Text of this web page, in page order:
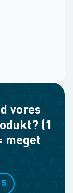
vores
(1
meget
5